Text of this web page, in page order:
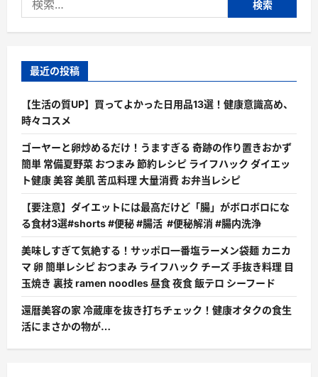
索:
最近の投稿
【生活の質UP】買ってよかった日用品13選！健康意識高め、
時々コスメ
ゴーヤーと卵炒めるだけ！うますぎる 奇跡の作り置きおかず
簡単 常備夏野菜 おつまみ 節約レシピ ライフハック ダイエッ
ト健康 美容 美肌 苦瓜料理 大量消費 お弁当レシピ
【要注意】ダイエットには最高だけど「腸」がボロボロにな
る食材3選#shorts #便秘 #腸活 #便秘解消 #腸内洗浄
美味しすぎて気絶する！サッポロ一番塩ラーメン袋麺 カニカ
マ 卵 簡単レシピ おつまみ ライフハック チーズ 手抜き料理 目
玉焼き 裏技 ramen noodles 昼食 夜食 飯テロ シーフード
還暦美容の家 冷蔵庫を抜き打ちチェック！健康オタクの食生
活にまさかの物が…